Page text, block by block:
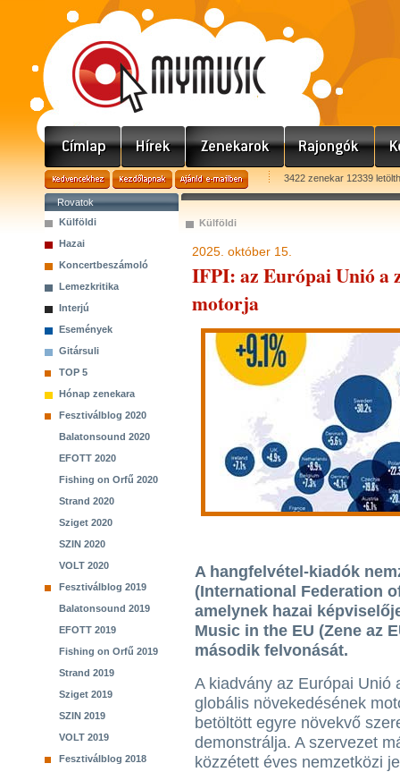
3422 zenekar 12339
Rovatok
Külföldi
Hazai
Koncertbeszámoló
Lemezkritika
Interjú
Események
Gitársuli
TOP 5
Hónap zenekara
Fesztiválblog 2020
Balatonsound 2020
EFOTT 2020
Fishing on Orfű 2020
Strand 2020
Sziget 2020
SZIN 2020
VOLT 2020
Fesztiválblog 2019
Balatonsound 2019
EFOTT 2019
Fishing on Orfű 2019
Strand 2019
Sziget 2019
SZIN 2019
VOLT 2019
Fesztiválblog 2018
Külföldi
2025. október 15.
IFPI: az Európai Unió a
motorja
A hangfelvétel-kiadók
(International Federation
amelynek hazai
Music in the EU (Zene az
második felvonását.
A kiadvány az Európai Unió
globális növekedésének
betöltött egyre növekvő
demonstrálja. A szervezet
közzétett éves nemzetközi